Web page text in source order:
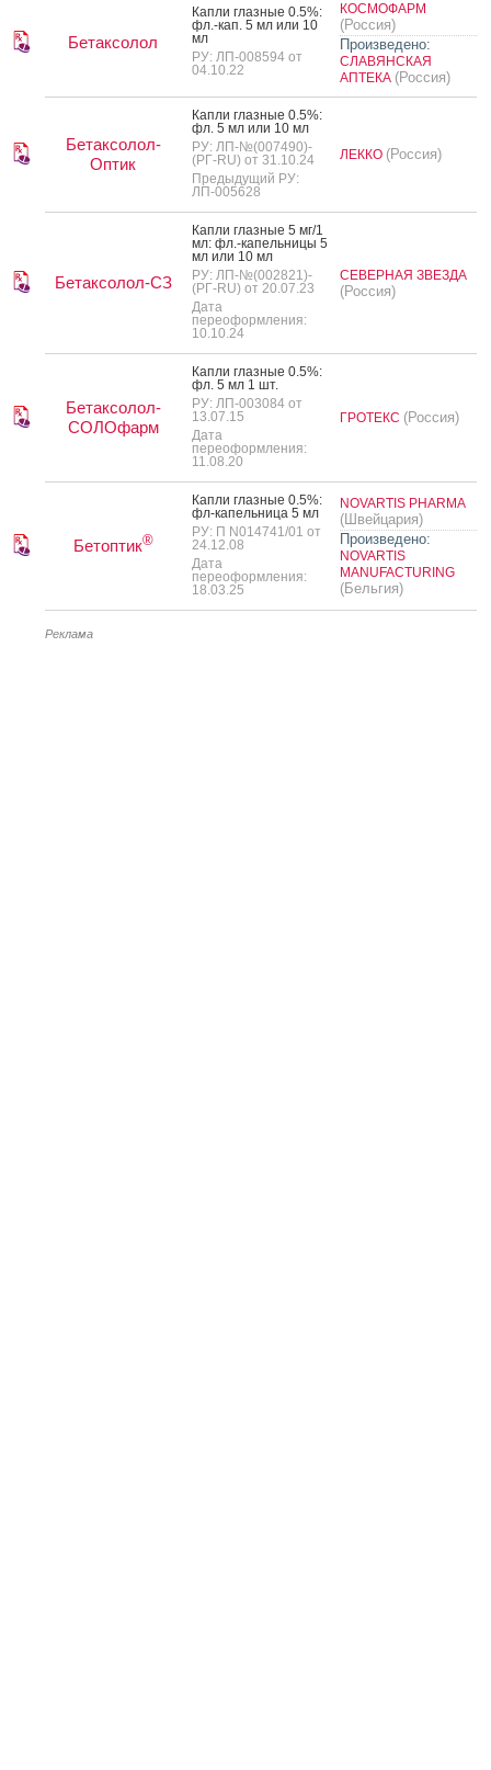
Бетаксолол
Кап­ли глаз­ные 0.5%:
фл.-кап. 5 мл или 10
мл
РУ: ЛП-008594 от
04.10.22
КОСМОФАРМ
(Россия)
Произведено:
СЛАВЯНСКАЯ
АПТЕКА (Россия)
Бетаксолол-
Оптик
Кап­ли глаз­ные 0.5%:
фл. 5 мл или 10 мл
РУ: ЛП-№(007490)-
(РГ-RU) от 31.10.24
Предыдущий РУ:
ЛП-005628
ЛЕККО (Россия)
Бетаксолол-СЗ
Кап­ли глаз­ные 5 мг/1
мл: фл.-ка­пель­ни­цы 5
мл или 10 мл
РУ: ЛП-№(002821)-
(РГ-RU) от 20.07.23
Дата
переоформления:
10.10.24
СЕВЕРНАЯ ЗВЕЗДА
(Россия)
Бетаксолол-
СОЛОфарм
Кап­ли глаз­ные 0.5%:
фл. 5 мл 1 шт.
РУ: ЛП-003084 от
13.07.15
Дата
переоформления:
11.08.20
ГРОТЕКС (Россия)
Бетоптик®
Кап­ли глаз­ные 0.5%:
фл-ка­пель­ни­ца 5 мл
РУ: П N014741/01 от
24.12.08
Дата
переоформления:
18.03.25
NOVARTIS PHARMA
(Швейцария)
Произведено:
NOVARTIS
MANUFACTURING
(Бельгия)
Реклама